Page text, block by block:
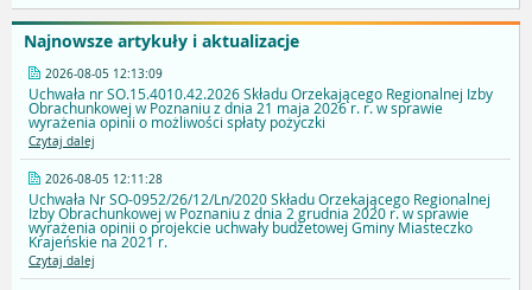
Najnowsze artykuły i aktualizacje
2026-08-05 12:13:09
Uchwała nr SO.15.4010.42.2026 Składu Orzekającego Regionalnej Izby
Obrachunkowej w Poznaniu z dnia 21 maja 2026 r. r. w sprawie
wyrażenia opinii o możliwości spłaty pożyczki
Czytaj dalej
2026-08-05 12:11:28
Uchwała Nr SO-0952/26/12/Ln/2020 Składu Orzekającego Regionalnej
Izby Obrachunkowej w Poznaniu z dnia 2 grudnia 2020 r. w sprawie
wyrażenia opinii o projekcie uchwały budżetowej Gminy Miasteczko
Krajeńskie na 2021 r.
Czytaj dalej